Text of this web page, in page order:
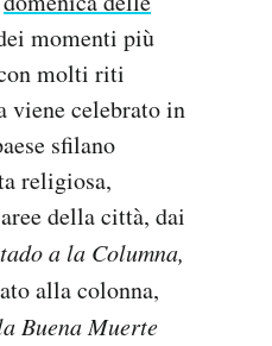
momenti più
molti riti
celebrato in
sfilano
religiosa,
della città, dai
a la Columna,
alla colonna,
Buena Muerte